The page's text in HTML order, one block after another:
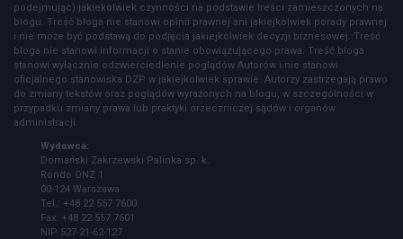
podejmując) jakiekolwiek czynności na podstawie treści zamieszczonych na
blogu. Treść bloga nie stanowi opinii prawnej ani jakiejkolwiek porady prawnej
i nie może być podstawą do podjęcia jakiejkolwiek decyzji biznesowej. Treść
bloga nie stanowi informacji o stanie obowiązującego prawa. Treść bloga
stanowi wyłącznie odzwierciedlenie poglądów Autorów i nie stanowi
oficjalnego stanowiska DZP w jakiejkolwiek sprawie. Autorzy zastrzegają prawo
do zmiany tekstów oraz poglądów wyrażonych na blogu, w szczególności w
przypadku zmiany prawa lub praktyki orzeczniczej sądów i organów
administracji.
Wydawca:
Domański Zakrzewski Palinka sp. k.
Rondo ONZ 1
00-124 Warszawa
Tel.: +48 22 557 7600
Fax: +48 22 557 7601
NIP 527-21-62-127